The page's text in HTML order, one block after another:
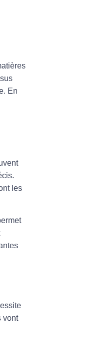
En
les
vont